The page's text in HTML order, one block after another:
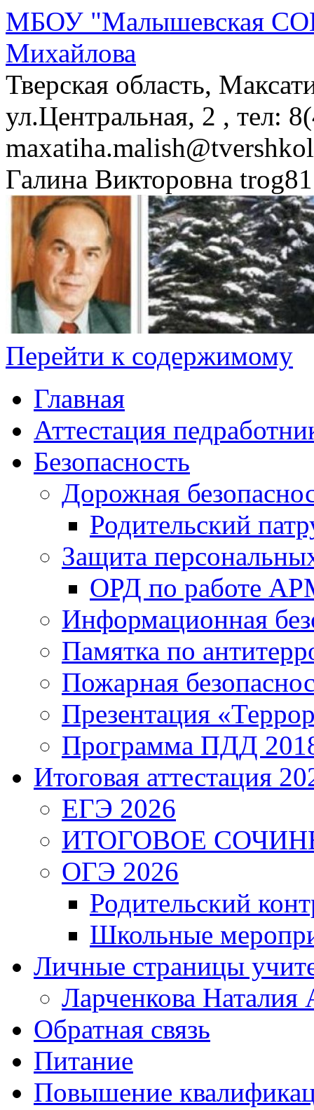
МБОУ "Малышевская
Михайлова
Тверская область,
ул.Центральная, 2 , тел:
Галина Викторовна
Перейти к содержимому
Главная
Аттестация
Безопасность
Дорожная
Родительский
Защита
ОРД по работе
Информационная
Памятка по
Пожарная
Презентация
Программа ПДД
Итоговая аттестация
ЕГЭ 2026
ИТОГОВОЕ
ОГЭ 2026
Родительский
Школьные
Личные страницы
Ларченкова Наталия
Обратная связь
Питание
Повышение